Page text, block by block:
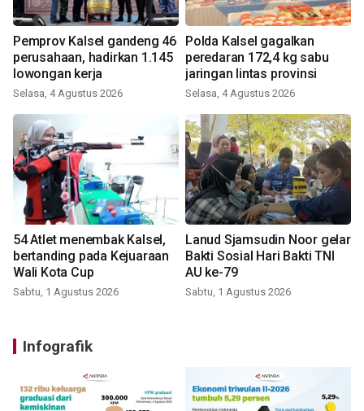
Pemprov Kalsel gandeng 46
perusahaan, hadirkan 1.145
lowongan kerja
Selasa, 4 Agustus 2026
Polda Kalsel gagalkan
peredaran 172,4 kg sabu
jaringan lintas provinsi
Selasa, 4 Agustus 2026
54 Atlet menembak Kalsel,
bertanding pada Kejuaraan
Wali Kota Cup
Sabtu, 1 Agustus 2026
Lanud Sjamsudin Noor gelar
Bakti Sosial Hari Bakti TNI
AU ke-79
Sabtu, 1 Agustus 2026
Infografik